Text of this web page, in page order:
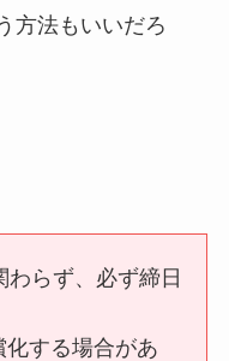
方法もいいだろ
わらず、必ず締日
する場合があ